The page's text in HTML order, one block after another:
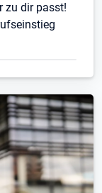
zu dir passt!